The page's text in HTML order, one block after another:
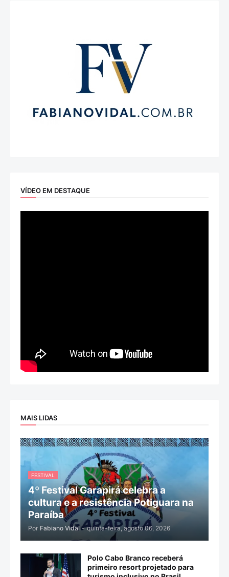
VÍDEO EM DESTAQUE
MAIS LIDAS
FESTIVAL
4º Festival Garapirá celebra a
cultura e a resistência Potiguara na
Paraíba
Por Fabiano Vidal - quinta-feira, agosto 06, 2026
Polo Cabo Branco receberá
primeiro resort projetado para